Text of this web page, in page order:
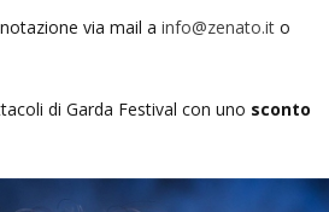
via mail ainfo@zenato.it o
di Garda Festival con uno sconto